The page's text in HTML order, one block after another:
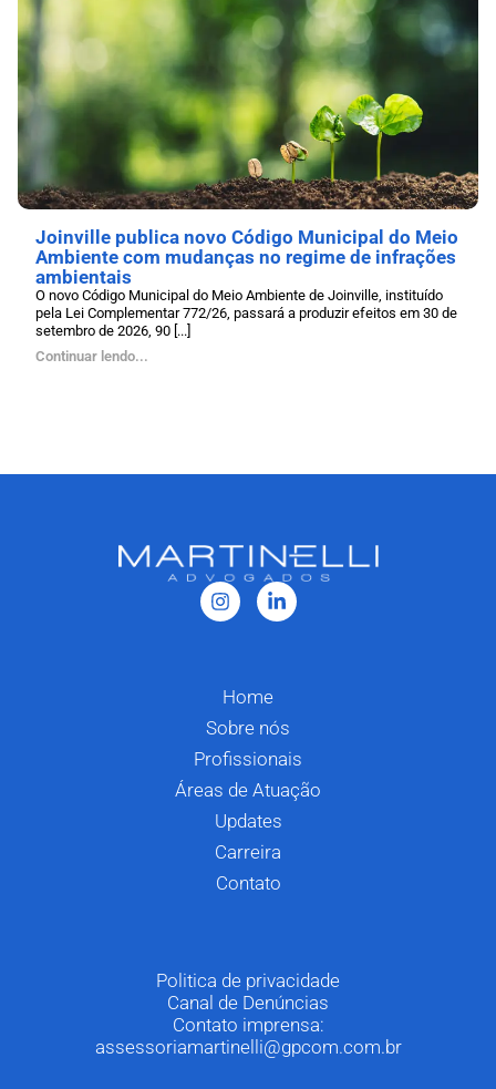
Joinville publica novo Código Municipal do Meio
Ambiente com mudanças no regime de infrações
ambientais
O novo Código Municipal do Meio Ambiente de Joinville, instituído
pela Lei Complementar 772/26, passará a produzir efeitos em 30 de
setembro de 2026, 90 [...]
Continuar lendo...
Home
Sobre nós
Profissionais
Áreas de Atuação
Updates
Carreira
Contato
Politica de privacidade
Canal de Denúncias
Contato imprensa:
assessoriamartinelli@gpcom.com.br